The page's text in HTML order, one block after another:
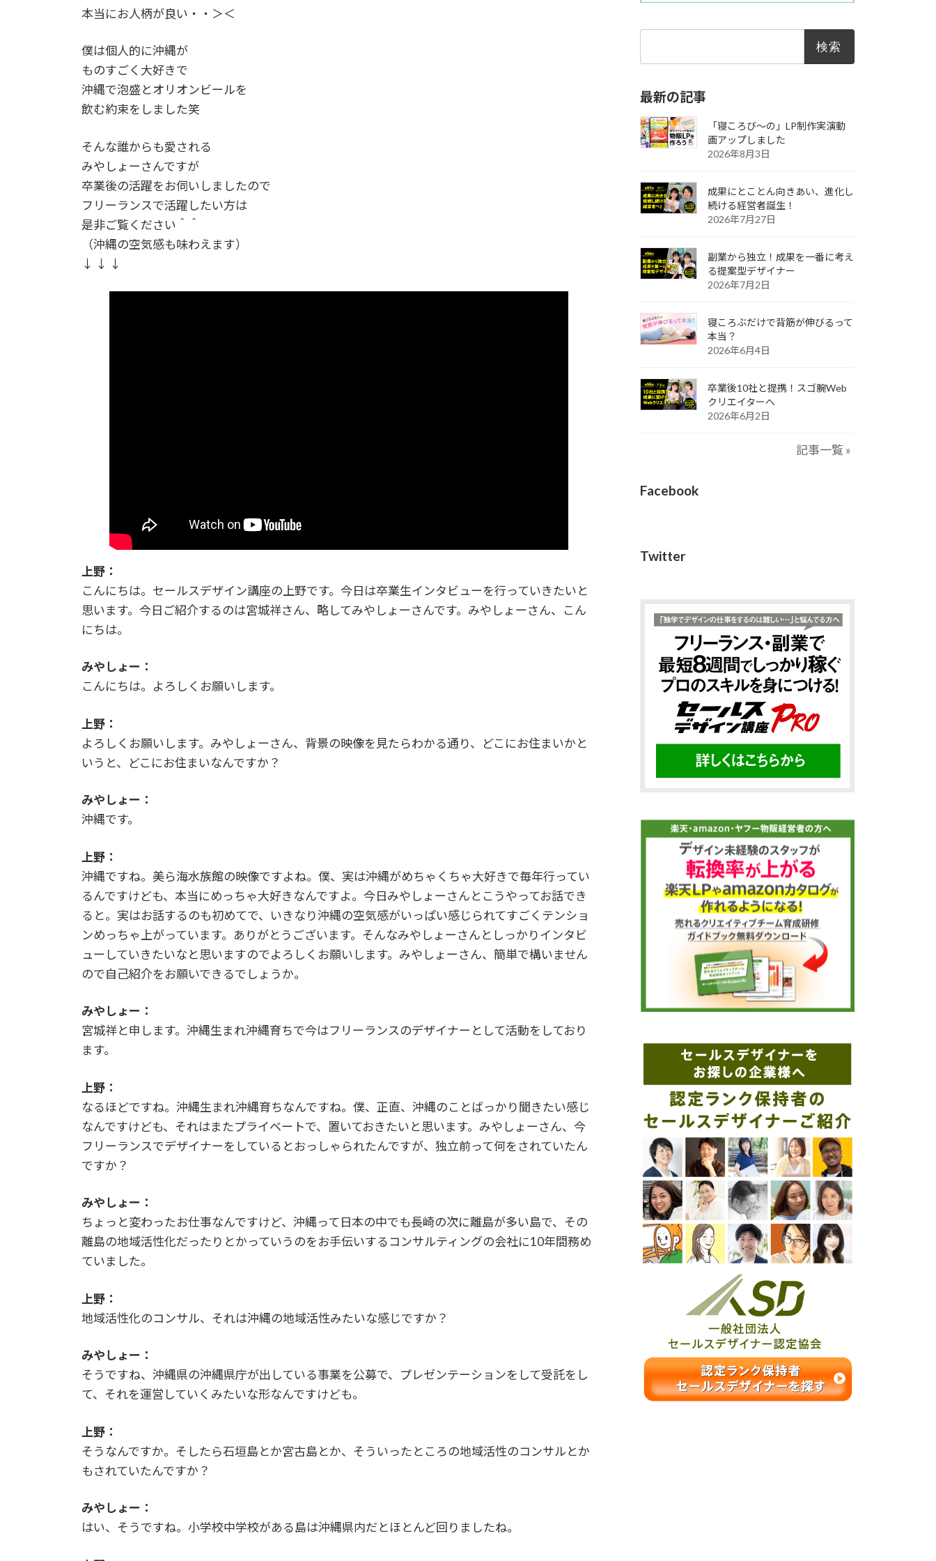
本当にお人柄が良い・・＞＜
僕は個人的に沖縄が
ものすごく大好きで
沖縄で泡盛とオリオンビールを
飲む約束をしました笑
そんな誰からも愛される
みやしょーさんですが
卒業後の活躍をお伺いしましたので
フリーランスで活躍したい方は
是非ご覧ください＾＾
（沖縄の空気感も味わえます）
↓ ↓ ↓
上野：
こんにちは。セールスデザイン講座の上野です。今日は卒業生インタビューを行っていきたいと
思います。今日ご紹介するのは宮城祥さん、略してみやしょーさんです。みやしょーさん、こん
にちは。
みやしょー：
こんにちは。よろしくお願いします。
上野：
よろしくお願いします。みやしょーさん、背景の映像を見たらわかる通り、どこにお住まいかと
いうと、どこにお住まいなんですか？
みやしょー：
沖縄です。
上野：
沖縄ですね。美ら海水族館の映像ですよね。僕、実は沖縄がめちゃくちゃ大好きで毎年行ってい
るんですけども、本当にめっちゃ大好きなんですよ。今日みやしょーさんとこうやってお話でき
ると。実はお話するのも初めてで、いきなり沖縄の空気感がいっぱい感じられてすごくテンショ
ンめっちゃ上がっています。ありがとうございます。そんなみやしょーさんとしっかりインタビ
ューしていきたいなと思いますのでよろしくお願いします。みやしょーさん、簡単で構いません
ので自己紹介をお願いできるでしょうか。
みやしょー：
宮城祥と申します。沖縄生まれ沖縄育ちで今はフリーランスのデザイナーとして活動をしており
ます。
上野：
なるほどですね。沖縄生まれ沖縄育ちなんですね。僕、正直、沖縄のことばっかり聞きたい感じ
なんですけども、それはまたプライベートで、置いておきたいと思います。みやしょーさん、今
フリーランスでデザイナーをしているとおっしゃられたんですが、独立前って何をされていたん
ですか？
みやしょー：
ちょっと変わったお仕事なんですけど、沖縄って日本の中でも長崎の次に離島が多い島で、その
離島の地域活性化だったりとかっていうのをお手伝いするコンサルティングの会社に10年間務め
ていました。
上野：
地域活性化のコンサル、それは沖縄の地域活性みたいな感じですか？
みやしょー：
そうですね、沖縄県の沖縄県庁が出している事業を公募で、プレゼンテーションをして受託をし
て、それを運営していくみたいな形なんですけども。
上野：
そうなんですか。そしたら石垣島とか宮古島とか、そういったところの地域活性のコンサルとか
もされていたんですか？
みやしょー：
はい、そうですね。小学校中学校がある島は沖縄県内だとほとんど回りましたね。
最新の記事
「寝ころび～の」LP制作実演動
画アップしました
2026年8月3日
成果にとことん向きあい、進化し
続ける経営者誕生！
2026年7月27日
副業から独立！成果を一番に考え
る提案型デザイナー
2026年7月2日
寝ころぶだけで背筋が伸びるって
本当？
2026年6月4日
卒業後10社と提携！スゴ腕Web
クリエイターへ
2026年6月2日
記事一覧 »
Facebook
Twitter